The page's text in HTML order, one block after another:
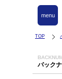
menu
TOP
バック